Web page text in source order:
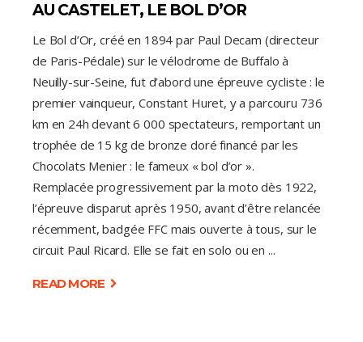
AU CASTELET, LE BOL D’OR
Le Bol d’Or, créé en 1894 par Paul Decam (directeur
de Paris-Pédale) sur le vélodrome de Buffalo à
Neuilly-sur-Seine, fut d’abord une épreuve cycliste : le
premier vainqueur, Constant Huret, y a parcouru 736
km en 24h devant 6 000 spectateurs, remportant un
trophée de 15 kg de bronze doré financé par les
Chocolats Menier : le fameux « bol d’or ».
Remplacée progressivement par la moto dès 1922,
l’épreuve disparut après 1950, avant d’être relancée
récemment, badgée FFC mais ouverte à tous, sur le
circuit Paul Ricard. Elle se fait en solo ou en
READ MORE